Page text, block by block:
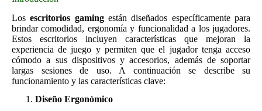
Losescritorios gamingestán diseñados específicamente para
brindar comodidad, ergonomía y funcionalidad a los jugadores.
Estos escritorios incluyen características que mejoran la
experiencia de juego y permiten que el jugador tenga acceso
cómodo a sus dispositivos y accesorios, además de soportar
largas sesiones de uso. A continuación se describe su
funcionamiento y las características clave:
Diseño Ergonómico